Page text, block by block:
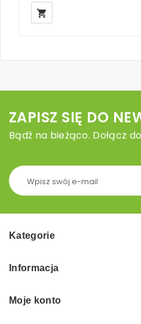
local_grocery_store
ZAPISZ SIĘ DO
Bądź na bieżąco. Dołącz
Kategorie
Informacja
Moje konto